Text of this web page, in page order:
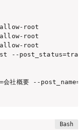
root
root
root
--
社概要 --